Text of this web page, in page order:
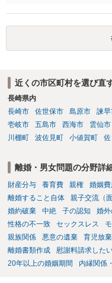
性も認められそうですので
われます。 一度、最寄りの
近くの市区町村を選び直
長崎県内
長崎市
佐世保市 島原市 諫早
壱岐市
五島市 西海市 雲仙市
川棚町
波佐見町 小値賀町
離婚・男女問題の分野詳
財産分与 養育費 親権 婚姻
離婚すること自体
親子交流（
婚約破棄
中絶 子の認知 婚
性格の不一致
セックスレス
親族関係
悪意の遺棄 育児放棄
離婚書類作成
慰謝料請求した
20年以上の婚姻期間
内縁関係